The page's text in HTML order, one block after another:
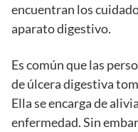
encuentran los
aparato digestivo.
Es común que las
de úlcera digestiva
Ella se encarga de
enfermedad. Sin